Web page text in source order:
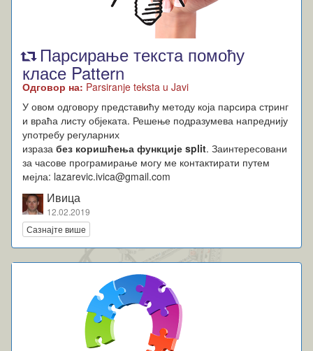
Парсирање текста помоћу
класе Pattern
Одговор на: Parsiranje teksta u Javi
У овом одговору представићу методу која парсира стринг
и враћа листу објеката. Решење подразумева напреднију
употребу регуларних
изразабез коришћења функције split. Заинтересовани
за часове програмирање могу ме контактирати путем
мејла: lazarevic.ivica@gmail.com
Ивица
12.02.2019
Сазнајте више